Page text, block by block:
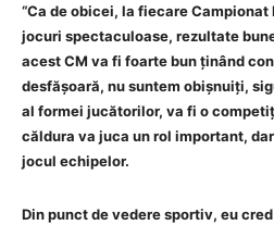
“Ca de obicei, la fiecare
jocuri spectaculoase, rezultate
acest CM va fi foarte bun ținând
desfășoară, nu suntem obișnuiți,
al formei jucătorilor, va fi o
căldura va juca un rol important,
jocul echipelor.
Din punct de vedere sportiv, eu